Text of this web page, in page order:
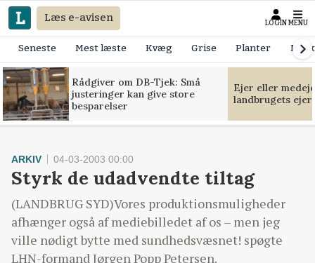
Læs e-avisen LOGIN MENU
Seneste Mest læste Kvæg Grise Planter
Rådgiver om DB-Tjek: Små
justeringer kan give store
besparelser
Ejer eller
landbrugets
ARKIV 04-03-2003 00:00
Styrk de udadvendte tiltag
(LANDBRUG SYD)Vores produktionsmuligheder
afhænger også af mediebilledet af os – men jeg
ville nødigt bytte med sundhedsvæsnet! spøgte
LHN-formand Jørgen Popp Petersen.